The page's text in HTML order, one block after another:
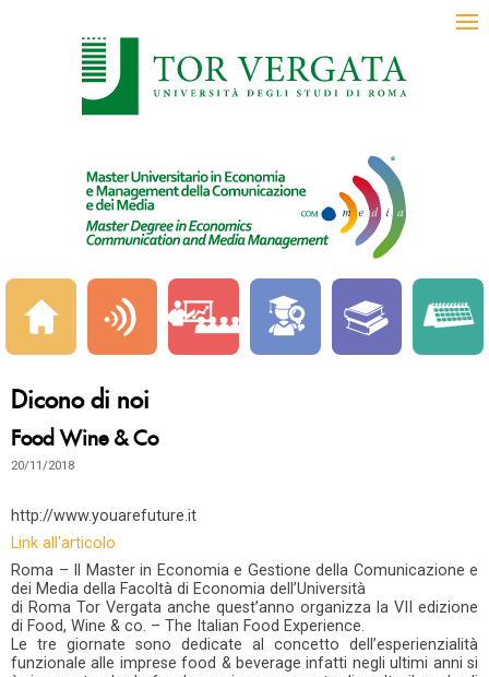
Dicono di noi
Food Wine & Co
20/11/2018
http://www.youarefuture.it
Link all'articolo
Roma – Il Master in Economia e Gestione della Comunicazione e
dei Media della Facoltà di Economia dell’Università
di Roma Tor Vergata anche quest’anno organizza la VII edizione
di Food, Wine & co. – The Italian Food Experience.
Le tre giornate sono dedicate al concetto dell’esperienzialità
funzionale alle imprese food & beverage infatti negli ultimi anni si